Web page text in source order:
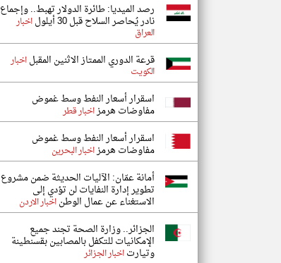
رصد الميديا: طائرة الدولار تهبط.. وإجماع
نادر يُحاصر السلاح قبل 30 أيلول اخبار
العراق
قرعة الدوري الممتاز الاثنين المقبلاخبار
الكويت
اسقرار أسعار النفط وسط غموض
مفاوضات هرمزاخبار قطر
اسقرار أسعار النفط وسط غموض
مفاوضات هرمزاخبار البحرين
أمانة عمّان: الآليات الحديثة ضمن مشروع
تطوير إدارة النفايات لن تؤدي إلى
الاستغناء عن عمال الوطناخبار الاردن
الجزائر.. وزارة الصحة تجند جميع
الإمكانيات للتكفل بالمصابين بقسنطينة
وتيارتاخبار الجزائر